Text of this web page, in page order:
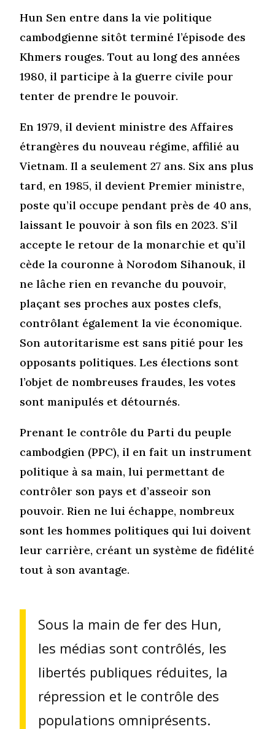
Hun Sen entre dans la vie politique
cambodgienne sitôt terminé l’épisode des
Khmers rouges. Tout au long des années
1980, il participe à la guerre civile pour
tenter de prendre le pouvoir.
En 1979, il devient ministre des Affaires
étrangères du nouveau régime, affilié au
Vietnam. Il a seulement 27 ans. Six ans plus
tard, en 1985, il devient Premier ministre,
poste qu’il occupe pendant près de 40 ans,
laissant le pouvoir à son fils en 2023. S’il
accepte le retour de la monarchie et qu’il
cède la couronne à Norodom Sihanouk, il
ne lâche rien en revanche du pouvoir,
plaçant ses proches aux postes clefs,
contrôlant également la vie économique.
Son autoritarisme est sans pitié pour les
opposants politiques. Les élections sont
l’objet de nombreuses fraudes, les votes
sont manipulés et détournés.
Prenant le contrôle du Parti du peuple
cambodgien (PPC), il en fait un instrument
politique à sa main, lui permettant de
contrôler son pays et d’asseoir son
pouvoir. Rien ne lui échappe, nombreux
sont les hommes politiques qui lui doivent
leur carrière, créant un système de fidélité
tout à son avantage.
Sous la main de fer des Hun,
les médias sont contrôlés, les
libertés publiques réduites, la
répression et le contrôle des
populations omniprésents.